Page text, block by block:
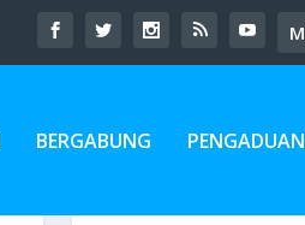
BERGABUNG PENGADUAN